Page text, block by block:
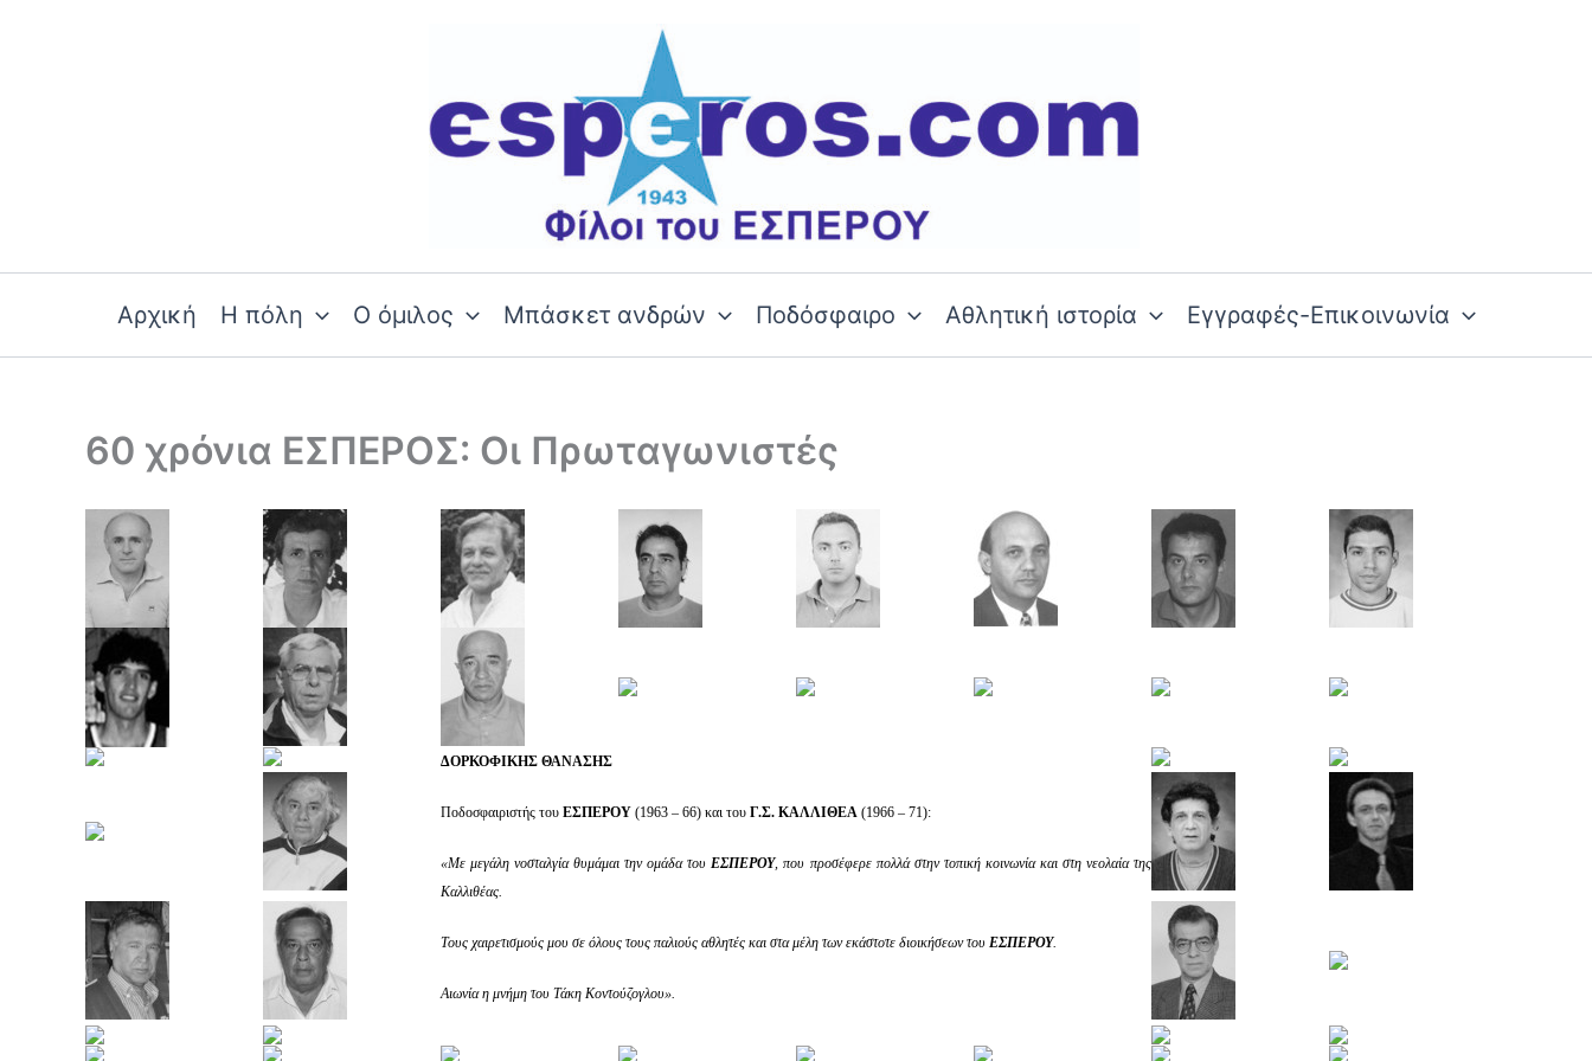
Αρχική Η πόλη Ο όμιλος Μπάσκετ ανδρών Ποδόσφαιρο Αθλητική ιστορία Εγγραφές-Επικοινωνία
60 χρόνια ΕΣΠΕΡΟΣ: Οι Πρωταγωνιστές
ΔΟΡΚΟΦΙΚΗΣ ΘΑΝΑΣΗΣ
Ποδοσφαιριστής του ΕΣΠΕΡΟΥ (1963 – 66) και του Γ.Σ. ΚΑΛΛΙΘΕΑ (1966 – 71):
«Με μεγάλη νοσταλγία θυμάμαι την ομάδα τουΕΣΠΕΡΟΥ, που προσέφερε πολλά στην τοπική κοινωνία και στη νεολαία της
Καλλιθέας.
Τους χαιρετισμούς μου σε όλους τους παλιούς αθλητές και στα μέλη των εκάστοτε διοικήσεων του ΕΣΠΕΡΟΥ.
Αιωνία η μνήμη του Τάκη Κοντούζογλου».